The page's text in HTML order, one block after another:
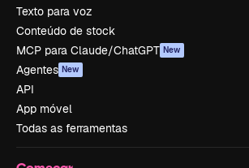
Texto para voz
Conteúdo de stock
MCP para Claude/ChatGPT New
Agentes New
API
App móvel
Todas as ferramentas